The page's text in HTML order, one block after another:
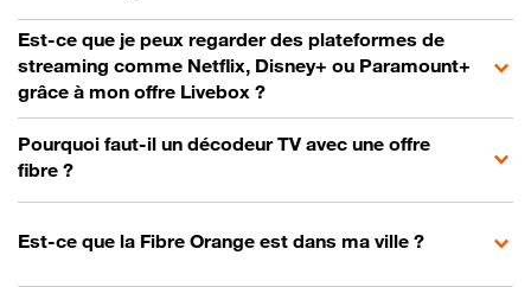
Est-ce que je peux regarder des plateformes de
streaming comme Netflix, Disney+ ou Paramount+
grâce à mon offre Livebox ?
Pourquoi faut-il un décodeur TV avec une offre
fibre ?
Est-ce que la Fibre Orange est dans ma ville ?